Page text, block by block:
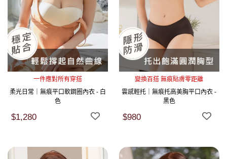
一件應對所有穿搭
柔光日常｜無痕平口軟鋼圈內衣 - 白
色
$1,280
變換百搭 無痕貼膚零距離
雲感輕托｜無痕托高美胸平口內衣 -
黑色
$980